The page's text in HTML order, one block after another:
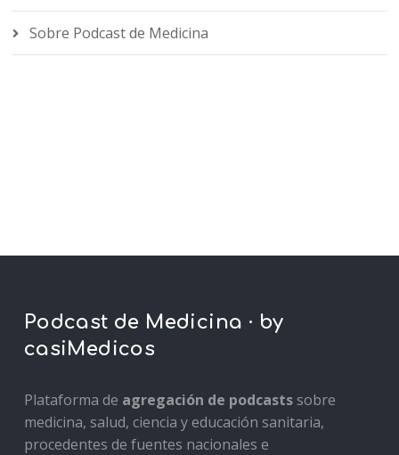
Sobre Podcast de Medicina
Podcast de Medicina · by
casiMedicos
Plataforma de agregación de podcastssobre
medicina, salud, ciencia y educación sanitaria,
procedentes de fuentes nacionales e